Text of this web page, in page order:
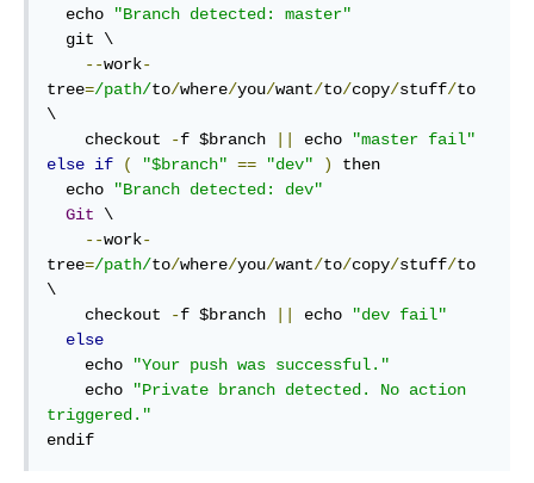
  echo
"Branch detected: master"
--work-
tree=/path/to/where/you/want/to/copy/stuff/to
\
    checkout
-f $branch echo
"master fail"
else if ( "$branch" == "dev" )
then
  echo
"Branch detected: dev"
Git \
--work-
tree=/path/to/where/you/want/to/copy/stuff/to
\
    checkout
-f $branch echo
"dev fail"
else
    echo
"Your push was successful."
    echo
"Private branch detected. No action
triggered."
endif